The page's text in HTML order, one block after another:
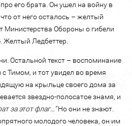
его брата. Он ушел на войну в
от него осталось – желтый
Министерства Обороны о гибели
Желтый Ледбеттер.
Остальной текст – воспоминание
Тимом, и тот увидел во время
на крыльце своего дома за
звездно-полосатое знамя, и
за этот флаг…”Но они не знают.
молодого человека, он им